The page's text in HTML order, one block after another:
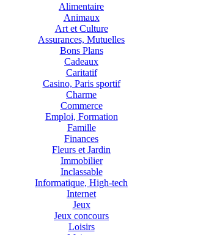
Alimentaire
Animaux
Art et Culture
Assurances, Mutuelles
Bons Plans
Cadeaux
Caritatif
Casino, Paris sportif
Charme
Commerce
Emploi, Formation
Famille
Finances
Fleurs et Jardin
Immobilier
Inclassable
Informatique, High-tech
Internet
Jeux
Jeux concours
Loisirs